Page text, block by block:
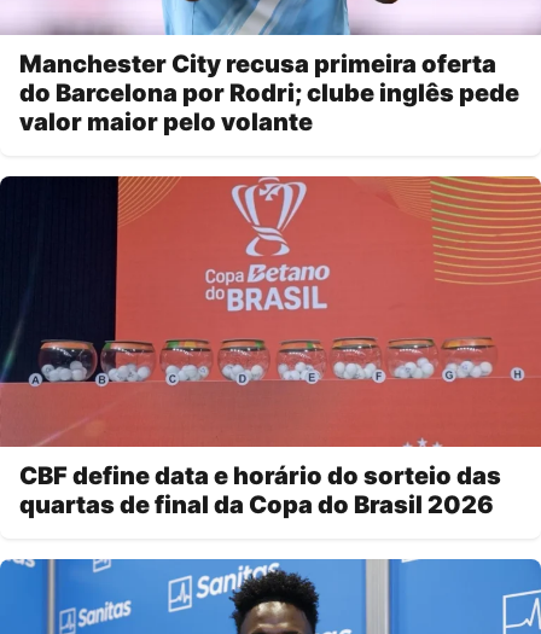
Manchester City recusa primeira oferta
do Barcelona por Rodri; clube inglês pede
valor maior pelo volante
CBF define data e horário do sorteio das
quartas de final da Copa do Brasil 2026